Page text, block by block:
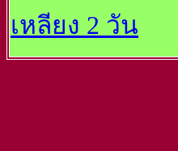
เหลียง 2 วัน